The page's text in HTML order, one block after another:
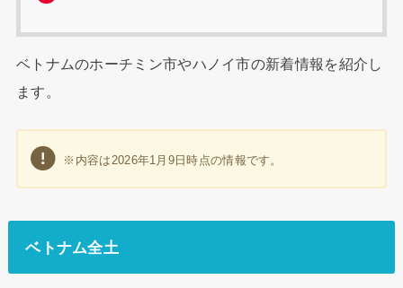
ベトナムのホーチミン市やハノイ市の新着情報を紹介し
ます。
※内容は2026年1月9日時点の情報です。
ベトナム全土